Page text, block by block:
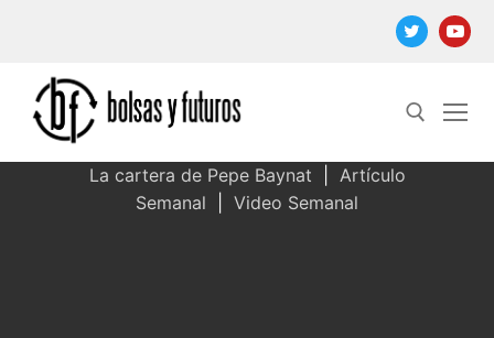
Buscar:
La cartera de Pepe Baynat
Artículo
Semanal
Video Semanal